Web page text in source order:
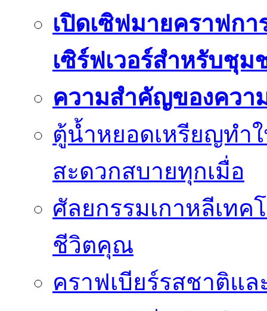
เปิดเซิฟมายคราฟกา
เซิร์ฟเวอร์สำหรับชุม
ความสำคัญของควา
ตู้น้ำหยอดเหรียญทำ
สะดวกสบายทุกเมื่อ
ศัลยกรรมเกาหลีเท
ชีวิตคุณ
คราฟเบียร์รสชาติแ